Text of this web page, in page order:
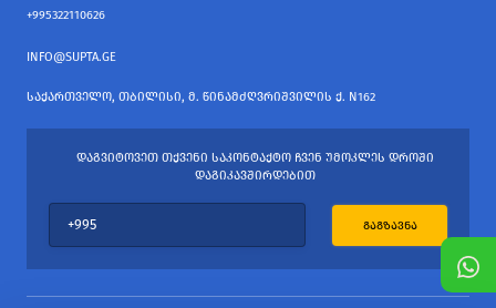
+995322110626
INFO@SUPTA.GE
ᲡᲐᲥᲐᲠᲗᲕᲔᲚᲝ, ᲗᲑᲘᲚᲘᲡᲘ, Მ. ᲬᲘᲜᲐᲛᲫᲦᲕᲠᲘᲨᲕᲘᲚᲘᲡ Ქ. N162
ᲓᲐᲒᲕᲘᲢᲝᲕᲔᲗ ᲗᲥᲕᲔᲜᲘ ᲡᲐᲙᲝᲜᲢᲐᲥᲢᲝ ᲩᲕᲔᲜ ᲣᲛᲝᲙᲚᲔᲡ ᲓᲠᲝᲨᲘ
ᲓᲐᲒᲘᲙᲐᲕᲨᲘᲠᲓᲔᲑᲘᲗ
ᲒᲐᲒᲖᲐᲕᲜᲐ